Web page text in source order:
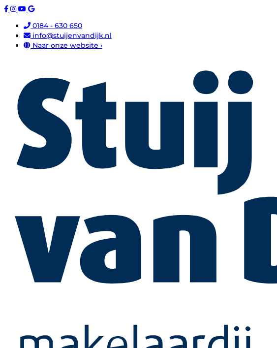
0184 - 630 650
info@stuijenvandijk.nl
Naar onze website ›